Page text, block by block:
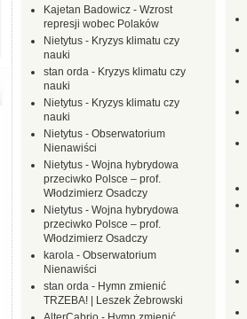
Kajetan Badowicz - Wzrost
represji wobec Polaków
Nietytus - Kryzys klimatu czy
nauki
stan orda - Kryzys klimatu czy
nauki
Nietytus - Kryzys klimatu czy
nauki
Nietytus - Obserwatorium
Nienawiści
Nietytus - Wojna hybrydowa
przeciwko Polsce – prof.
Włodzimierz Osadczy
Nietytus - Wojna hybrydowa
przeciwko Polsce – prof.
Włodzimierz Osadczy
karola - Obserwatorium
Nienawiści
stan orda - Hymn zmienić
TRZEBA! | Leszek Żebrowski